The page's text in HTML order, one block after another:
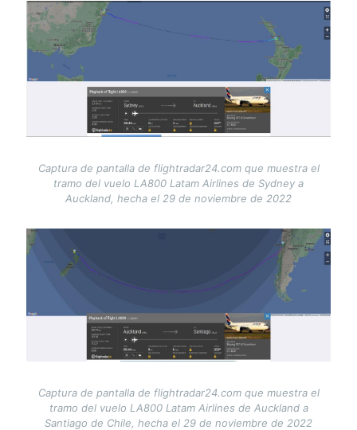
Image
Captura de pantalla de flightradar24.com que muestra el
tramo del vuelo LA800 Latam Airlines de Sydney a
Auckland, hecha el 29 de noviembre de 2022
Image
Captura de pantalla de flightradar24.com que muestra el
tramo del vuelo LA800 Latam Airlines de Auckland a
Santiago de Chile, hecha el 29 de noviembre de 2022